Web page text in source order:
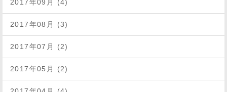
2017年09月 (4)
2017年08月 (3)
2017年07月 (2)
2017年05月 (2)